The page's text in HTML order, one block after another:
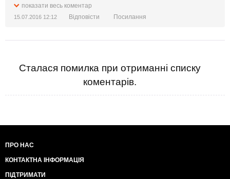
окончательно,выродились в законченных
дегенератов,умственно отсталое поголовье и убийц.
не будет,до тех пор пока человечество не
освободится от этого смердящего т.н.русского мира
агрессивных полудурков и потомственных идиотов.
показати весь коментар
15.07.2016 12:12 Відповісти Посилання
Сталася помилка при отриманні списку
коментарів.
ПРО НАС
КОНТАКТНА ІНФОРМАЦІЯ
ПІДТРИМАТИ